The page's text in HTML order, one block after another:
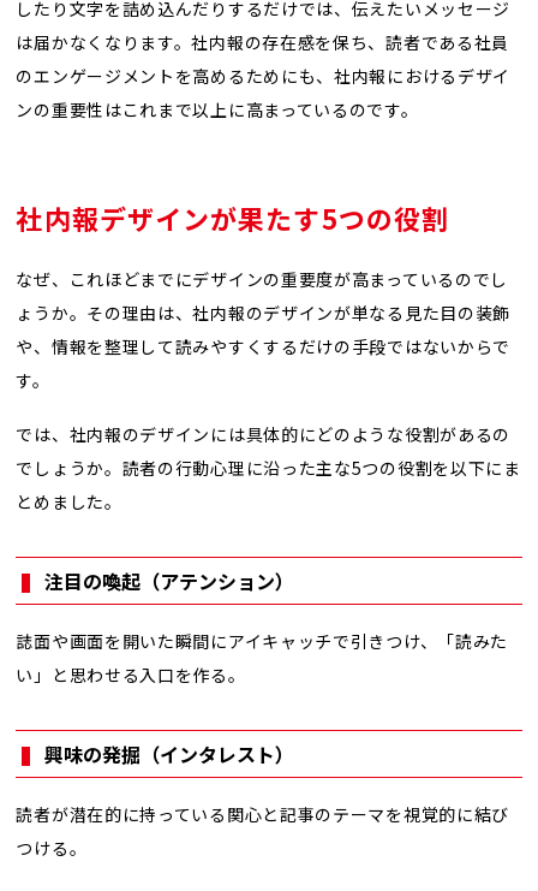
したり文字を詰め込んだりするだけでは、伝えたいメッセージ
は届かなくなります。社内報の存在感を保ち、読者である社員
のエンゲージメントを高めるためにも、社内報におけるデザイ
ンの重要性はこれまで以上に高まっているのです。
社内報デザインが果たす5つの役割
なぜ、これほどまでにデザインの重要度が高まっているのでし
ょうか。その理由は、社内報のデザインが単なる見た目の装飾
や、情報を整理して読みやすくするだけの手段ではないからで
す。
では、社内報のデザインには具体的にどのような役割があるの
でしょうか。読者の行動心理に沿った主な5つの役割を以下にま
とめました。
注目の喚起（アテンション）
誌面や画面を開いた瞬間にアイキャッチで引きつけ、「読みた
い」と思わせる入口を作る。
興味の発掘（インタレスト）
読者が潜在的に持っている関心と記事のテーマを視覚的に結び
つける。